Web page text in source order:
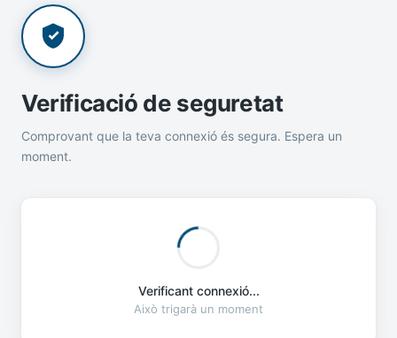
Verificació de seguretat
Comprovant que la teva connexió és segura. Espera un
moment.
Verificant connexió...
Això trigarà un moment